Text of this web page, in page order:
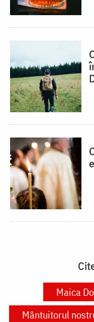
Maica
Mântuitorul